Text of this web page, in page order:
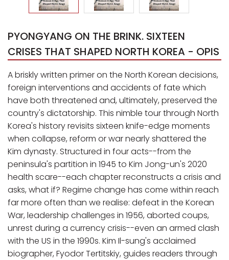
PYONGYANG ON THE BRINK. SIXTEEN
CRISES THAT SHAPED NORTH KOREA - OPIS
A briskly written primer on the North Korean decisions,
foreign interventions and accidents of fate which
have both threatened and, ultimately, preserved the
country's dictatorship. This nimble tour through North
Korea's history revisits sixteen knife-edge moments
when collapse, reform or war nearly shattered the
Kim dynasty. Structured in four acts--from the
peninsula's partition in 1945 to Kim Jong-un's 2020
health scare--each chapter reconstructs a crisis and
asks, what if? Regime change has come within reach
far more often than we realise: defeat in the Korean
War, leadership challenges in 1956, aborted coups,
unrest during a currency crisis--even an armed clash
with the US in the 1990s. Kim Il-sung's acclaimed
biographer, Fyodor Tertitskiy, guides readers through